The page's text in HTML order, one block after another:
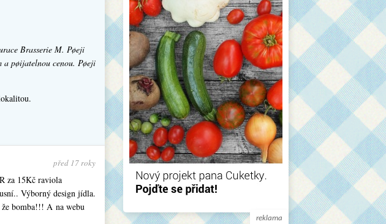
Brasserie M. Pøeji
a pøijatelnou cenou. Pøeji
před 17 roky
za 15Kč raviola
Výborný design jídla.
bomba!!! A na webu
reklama